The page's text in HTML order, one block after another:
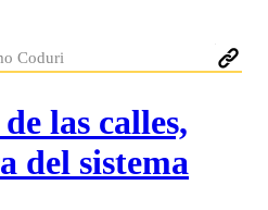
Coduri
las calles,
del sistema